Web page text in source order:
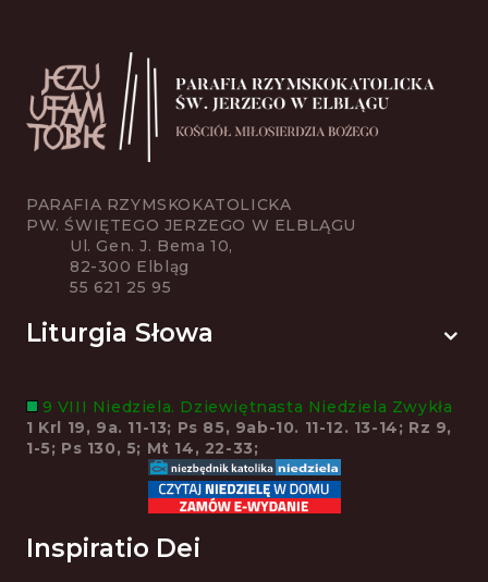
PARAFIA RZYMSKOKATOLICKA
PW. ŚWIĘTEGO JERZEGO W ELBLĄGU
Ul. Gen. J. Bema 10,
82-300 Elbląg
55 621 25 95
Liturgia Słowa
9 VIII Niedziela. Dziewiętnasta Niedziela Zwykła
1 Krl 19, 9a. 11-13; Ps 85, 9ab-10. 11-12. 13-14; Rz 9,
1-5; Ps 130, 5; Mt 14, 22-33;
Inspiratio Dei